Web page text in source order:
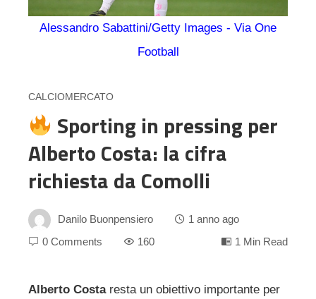
Alessandro Sabattini/Getty Images - Via One
Football
CALCIOMERCATO
Sporting in pressing per
Alberto Costa: la cifra
richiesta da Comolli
Danilo Buonpensiero
1 anno ago
0 Comments
160 1 Min Read
Alberto Costaresta un obiettivo importante per